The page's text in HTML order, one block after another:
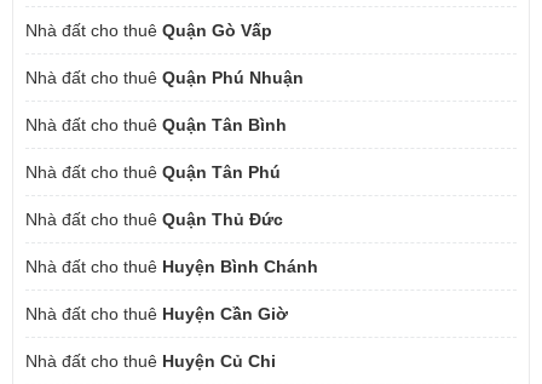
Nhà đất cho thuê Quận Gò Vấp
Nhà đất cho thuê Quận Phú Nhuận
Nhà đất cho thuê Quận Tân Bình
Nhà đất cho thuê Quận Tân Phú
Nhà đất cho thuê Quận Thủ Đức
Nhà đất cho thuê Huyện Bình Chánh
Nhà đất cho thuê Huyện Cần Giờ
Nhà đất cho thuê Huyện Củ Chi